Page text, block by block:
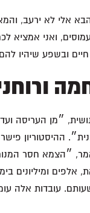
אלי לא ירעב,
ואני אמציא
ובשפע שיהיו
״מן העריסה
ההיסטוריון
אמר, ״הצמא חסר
אלפים ומיליונים
עובדות אלה